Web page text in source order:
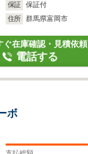
保証
保証付
住所
群馬県富岡市
ぐ在庫確認・見積依頼
電話する
ボ